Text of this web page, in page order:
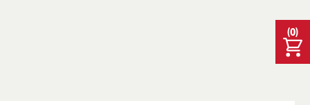
(0)